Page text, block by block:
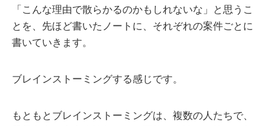
「こんな理由で散らかるのかもしれないな」と思うこ
とを、先ほど書いたノートに、それぞれの案件ごとに
書いていきます。
ブレインストーミングする感じです。
もともとブレインストーミングは、複数の人たちで、